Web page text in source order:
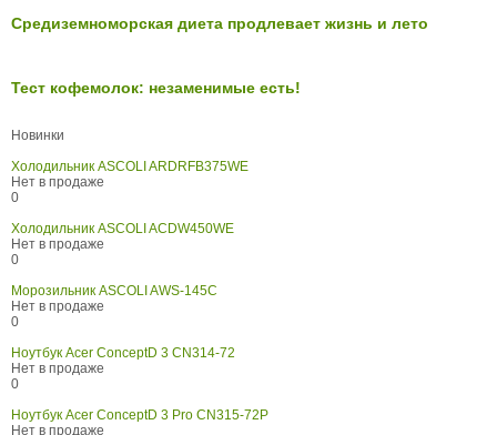
Средиземноморская диета продлевает жизнь и лето
Тест кофемолок: незаменимые есть!
Новинки
Холодильник ASCOLI ARDRFB375WE
Нет в продаже
0
Холодильник ASCOLI ACDW450WE
Нет в продаже
0
Морозильник ASCOLI AWS-145C
Нет в продаже
0
Ноутбук Acer ConceptD 3 CN314-72
Нет в продаже
0
Ноутбук Acer ConceptD 3 Pro CN315-72P
Нет в продаже